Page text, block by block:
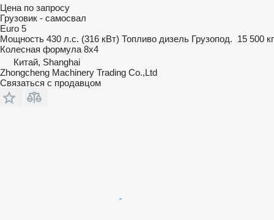
Цена по запросу
Грузовик - самосвал
Euro 5
Мощность 430 л.с. (316 кВт) Топливо дизель Грузопод. 15 500 кг
Колесная формула 8x4
Китай, Shanghai
Zhongcheng Machinery Trading Co.,Ltd
Связаться с продавцом